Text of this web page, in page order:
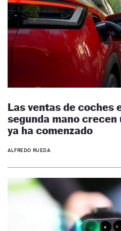
Las ventas de coches
segunda mano crecen
ya ha comenzado
ALFREDO RUEDA